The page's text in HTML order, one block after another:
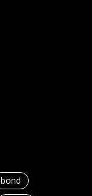
bond